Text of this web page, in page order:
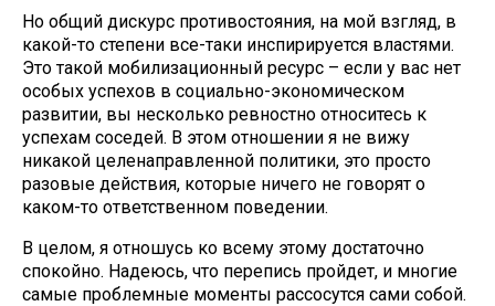
Но общий дискурс противостояния, на мой взгляд, в
какой-то степени все-таки инспирируется властями.
Это такой мобилизационный ресурс – если у вас нет
особых успехов в социально-экономическом
развитии, вы несколько ревностно относитесь к
успехам соседей. В этом отношении я не вижу
никакой целенаправленной политики, это просто
разовые действия, которые ничего не говорят о
каком-то ответственном поведении.
В целом, я отношусь ко всему этому достаточно
спокойно. Надеюсь, что перепись пройдет, и многие
самые проблемные моменты рассосутся сами собой.